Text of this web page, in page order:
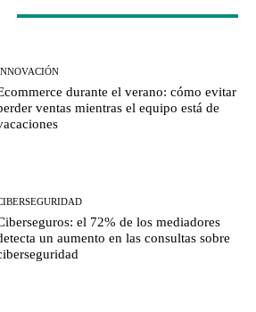
durante el verano: cómo evitar
ventas mientras el equipo está de
el 72% de los mediadores
un aumento en las consultas sobre